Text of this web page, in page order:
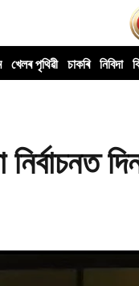
খেলৰ পৃথিৱী চাকৰি নিবিদা
নিৰ্বাচনত